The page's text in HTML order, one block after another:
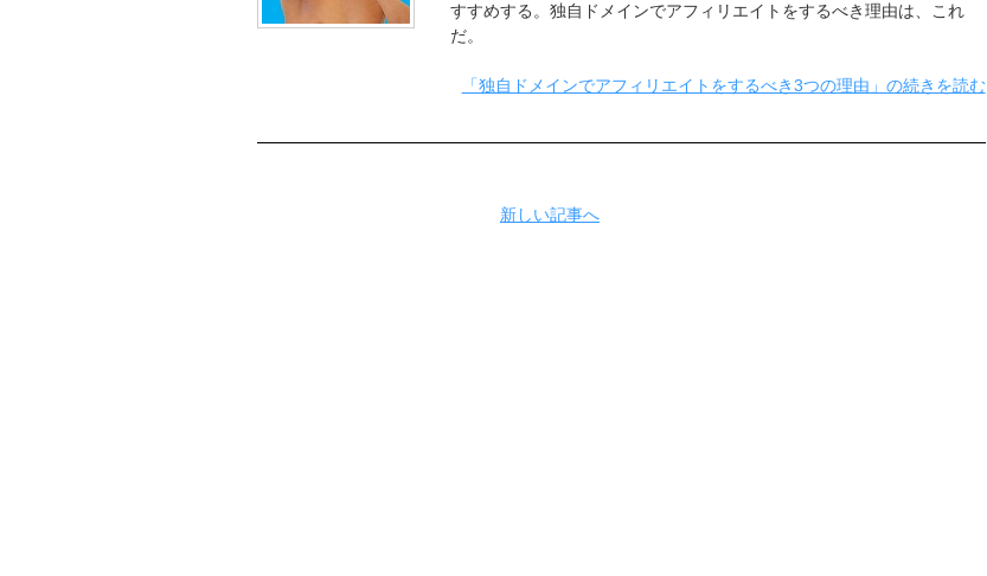
すすめする。独自ドメインでアフィリエイトをするべき理由は、これ
だ。
「独自ドメインでアフィリエイトをするべき3つの理由」の続きを読む
新しい記事へ